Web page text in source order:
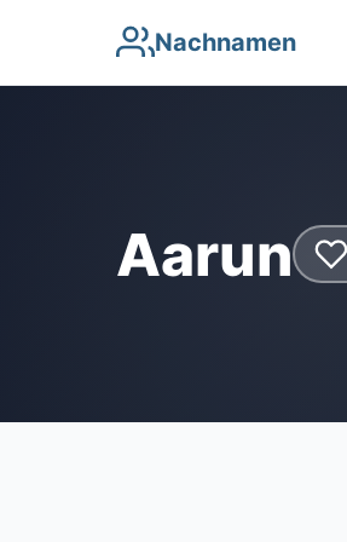
Nachnamen
Aarun